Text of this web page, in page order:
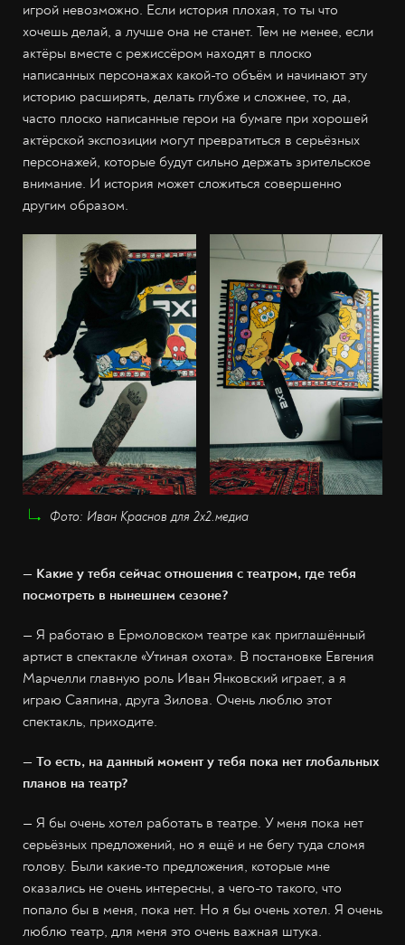
игрой невозможно. Если история плохая, то ты что
хочешь делай, а лучше она не станет. Тем не менее, если
актёры вместе с режиссёром находят в плоско
написанных персонажах какой-то объём и начинают эту
историю расширять, делать глубже и сложнее, то, да,
часто плоско написанные герои на бумаге при хорошей
актёрской экспозиции могут превратиться в серьёзных
персонажей, которые будут сильно держать зрительское
внимание. И история может сложиться совершенно
другим образом.
Фото: Иван Краснов для 2х2.медиа
— Какие у тебя сейчас отношения с театром, где тебя
посмотреть в нынешнем сезоне?
— Я работаю в Ермоловском театре как приглашённый
артист в спектакле «Утиная охота». В постановке Евгения
Марчелли главную роль Иван Янковский играет, а я
играю Саяпина, друга Зилова. Очень люблю этот
спектакль, приходите.
— То есть, на данный момент у тебя пока нет глобальных
планов на театр?
— Я бы очень хотел работать в театре. У меня пока нет
серьёзных предложений, но я ещё и не бегу туда сломя
голову. Были какие-то предложения, которые мне
оказались не очень интересны, а чего-то такого, что
попало бы в меня, пока нет. Но я бы очень хотел. Я очень
люблю театр, для меня это очень важная штука.